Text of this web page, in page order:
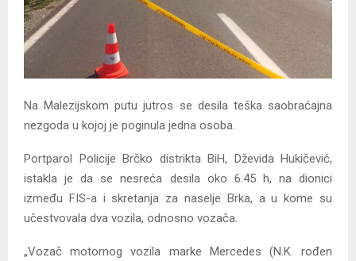
Na Malezijskom putu jutros se desila teška saobraćajna
nezgoda u kojoj je poginula jedna osoba.
Portparol Policije Brčko distrikta BiH, Dževida Hukičević,
istakla je da se nesreća desila oko 6.45 h, na dionici
između FIS-a i skretanja za naselje Brka, a u kome su
učestvovala dva vozila, odnosno vozača.
„Vozač motornog vozila marke Mercedes (N.K. rođen